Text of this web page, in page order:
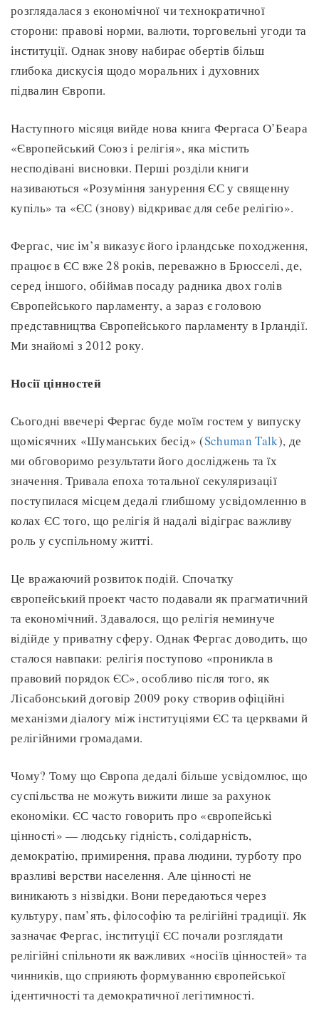
розглядалася з економічної чи технократичної
сторони: правові норми, валюти, торговельні угоди та
інституції. Однак знову набирає обертів більш
глибока дискусія щодо моральних і духовних
підвалин Європи.
Наступного місяця вийде нова книга Фергаса О’Беара
«Європейський Союз і релігія», яка містить
несподівані висновки. Перші розділи книги
називаються «Розуміння занурення ЄС у священну
купіль» та «ЄС (знову) відкриває для себе релігію».
Фергас, чиє ім’я виказує його ірландське походження,
працює в ЄС вже 28 років, переважно в Брюсселі, де,
серед іншого, обіймав посаду радника двох голів
Європейського парламенту, а зараз є головою
представництва Європейського парламенту в Ірландії.
Ми знайомі з 2012 року.
Носії цінностей
Сьогодні ввечері Фергас буде моїм гостем у випуску
щомісячних «Шуманських бесід» (Schuman Talk), де
ми обговоримо результати його досліджень та їх
значення. Тривала епоха тотальної секуляризації
поступилася місцем дедалі глибшому усвідомленню в
колах ЄС того, що релігія й надалі відіграє важливу
роль у суспільному житті.
Це вражаючий розвиток подій. Спочатку
європейський проект часто подавали як прагматичний
та економічний. Здавалося, що релігія неминуче
відійде у приватну сферу. Однак Фергас доводить, що
сталося навпаки: релігія поступово «проникла в
правовий порядок ЄС», особливо після того, як
Лісабонський договір 2009 року створив офіційні
механізми діалогу між інституціями ЄС та церквами й
релігійними громадами.
Чому? Тому що Європа дедалі більше усвідомлює, що
суспільства не можуть вижити лише за рахунок
економіки. ЄС часто говорить про «європейські
цінності» — людську гідність, солідарність,
демократію, примирення, права людини, турботу про
вразливі верстви населення. Але цінності не
виникають з нізвідки. Вони передаються через
культуру, пам’ять, філософію та релігійні традиції. Як
зазначає Фергас, інституції ЄС почали розглядати
релігійні спільноти як важливих «носіїв цінностей» та
чинників, що сприяють формуванню європейської
ідентичності та демократичної легітимності.